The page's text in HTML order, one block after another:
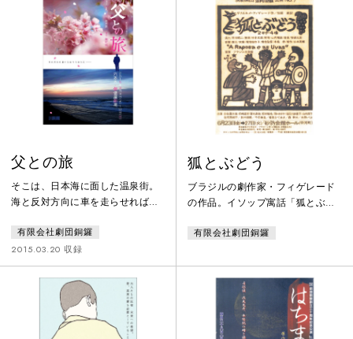
父との旅
そこは、日本海に面した温泉街。
海と反対方向に車を走らせれば、
なればその名の通り、満開の桜が
咲く。その温泉街にある小さな旅
館「コウノ」。田渕鶴吉は長男・
礼王が到着するのを待っている。
先に着いた娘夫婦たちはそれぞれ
の時間を過ごしているらしい。鶴
吉はガンだ。遺言状を書くために
有限会社劇団銅鑼
2015.03.20 収録
狐とぶどう
ブラジルの劇作家・フィゲレード
の作品。イソップ寓話「狐とぶど
厳を描いた寓話劇。
有限会社劇団銅鑼